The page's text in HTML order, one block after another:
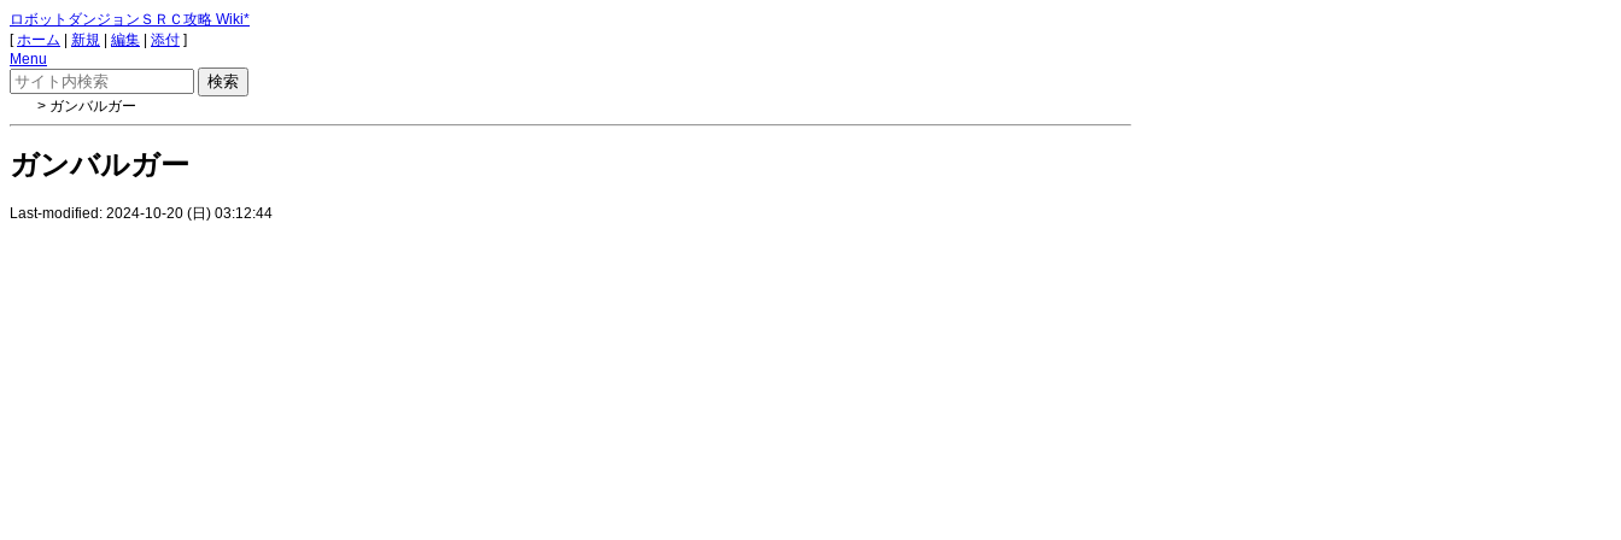
ロボットダンジョンＳＲＣ攻略 Wiki*
[ホーム 新規 編集 添付 ]
Menu
> ガンバルガー
ガンバルガー
Last-modified: 2024-10-20 (日) 03:12:44